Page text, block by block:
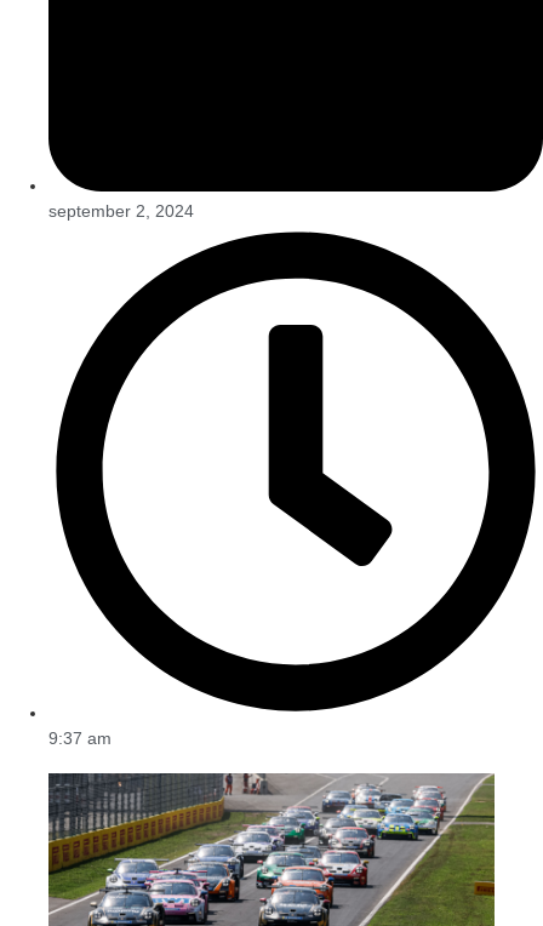
september 2, 2024
9:37 am